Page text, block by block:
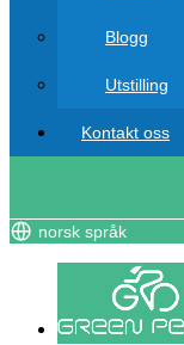
Blogg
Utstilling
Kontakt oss
norsk språk